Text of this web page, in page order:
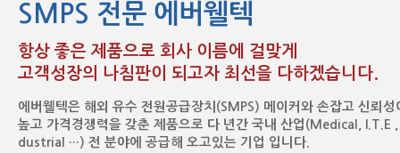
SMPS 전문 에버웰텍
항상 좋은 제품으로 회사 이름에 걸맞게
고객성장의 나침판이 되고자 최선을 다하겠습니다.
에버웰텍은 해외 유수 전원공급장치(SMPS) 메이커와 손잡고 신뢰성
높고 가격경쟁력을 갖춘 제품으로 다 년간 국내 산업(Medical, I.T.E
dustrial …) 전 분야에 공급해 오고있는 기업 입니다.